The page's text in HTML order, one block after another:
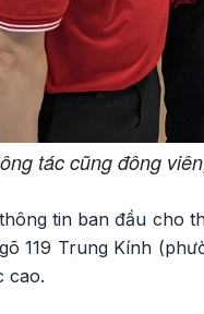
tác cũng đông
tin ban đầu cho
119 Trung Kính
cao.